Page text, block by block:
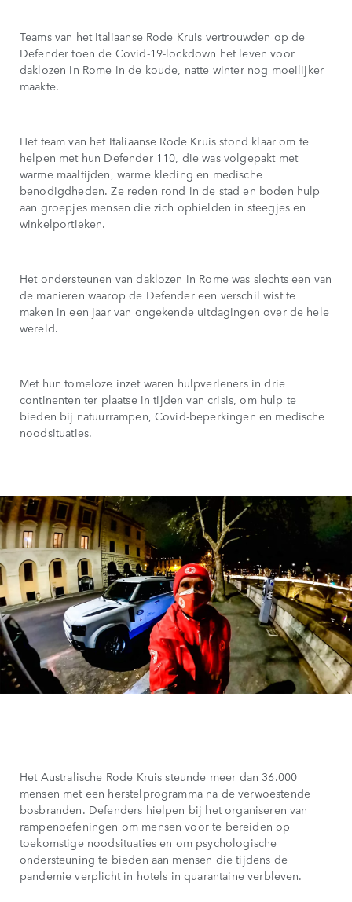
Teams van het Italiaanse Rode Kruis vertrouwden op de
Defender toen de Covid-19-lockdown het leven voor
daklozen in Rome in de koude, natte winter nog moeilijker
maakte.
Het team van het Italiaanse Rode Kruis stond klaar om te
helpen met hun Defender 110, die was volgepakt met
warme maaltijden, warme kleding en medische
benodigdheden. Ze reden rond in de stad en boden hulp
aan groepjes mensen die zich ophielden in steegjes en
winkelportieken.
Het ondersteunen van daklozen in Rome was slechts een van
de manieren waarop de Defender een verschil wist te
maken in een jaar van ongekende uitdagingen over de hele
wereld.
Met hun tomeloze inzet waren hulpverleners in drie
continenten ter plaatse in tijden van crisis, om hulp te
bieden bij natuurrampen, Covid-beperkingen en medische
noodsituaties.
Het Australische Rode Kruis steunde meer dan 36.000
mensen met een herstelprogramma na de verwoestende
bosbranden. Defenders hielpen bij het organiseren van
rampenoefeningen om mensen voor te bereiden op
toekomstige noodsituaties en om psychologische
ondersteuning te bieden aan mensen die tijdens de
pandemie verplicht in hotels in quarantaine verbleven.